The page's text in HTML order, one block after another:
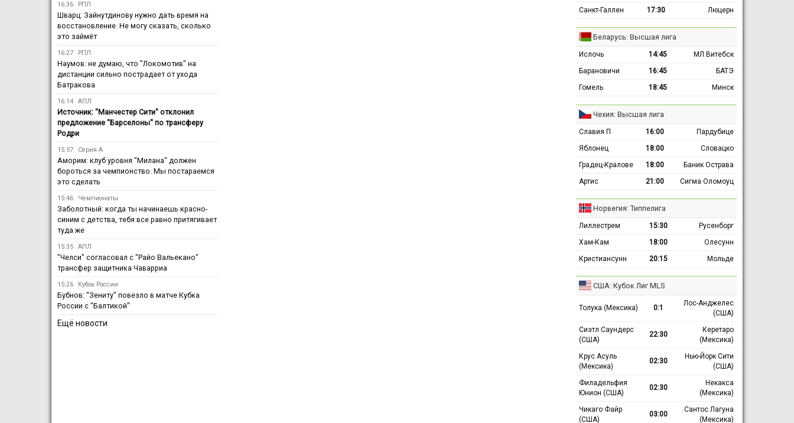
16:36 РПЛ
Шварц: Зайнутдинову нужно дать время на
восстановление. Не могу сказать, сколько
это займёт
16:27 РПЛ
Наумов: не думаю, что "Локомотив" на
дистанции сильно пострадает от ухода
Батракова
16:14 АПЛ
Источник: "Манчестер Сити" отклонил
предложение "Барселоны" по трансферу
Родри
15:57 Серия А
Аморим: клуб уровня "Милана" должен
бороться за чемпионство. Мы постараемся
это сделать
15:46 Чемпионаты
Заболотный: когда ты начинаешь красно-
синим с детства, тебя все равно притягивает
туда же
15:35 АПЛ
"Челси" согласовал с "Райо Вальекано"
трансфер защитника Чаварриа
15:26 Кубок России
Бубнов: "Зениту" повезло в матче Кубка
России с "Балтикой"
Ещё новости
Санкт-Галлен
17:30 Люцерн
Беларусь: Высшая лига
Ислочь 14:45
МЛ Витебск
Барановичи
16:45
БАТЭ
Гомель
18:45 Минск
Чехия: Высшая лига
Славия П 16:00
Пардубице
Яблонец
18:00
Словацко
Градец-Кралове
18:00
Баник Острава
Артис
21:00 Сигма Оломоуц
Норвегия: Типпелига
Лиллестрем 15:30
Русенборг
Хам-Кам
18:00
Олесунн
Кристиансунн
20:15 Мольде
США: Кубок Лиг MLS
Толука (Мексика) 0:1
Лос-Анджелес
(США)
Сиэтл Саундерс
(США)
22:30
Керетаро
(Мексика)
Крус Асуль
(Мексика)
02:30
Нью-Йорк Сити
(США)
Филадельфия
Юнион (США)
02:30
Некакса
(Мексика)
Чикаго Файр
(США)
03:00
Сантос Лагуна
(Мексика)